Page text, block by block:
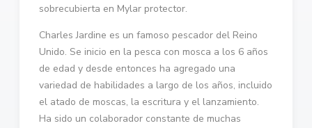
sobrecubierta en Mylar protector.
Charles Jardine es un famoso pescador del Reino
Unido. Se inicio en la pesca con mosca a los 6 años
de edad y desde entonces ha agregado una
variedad de habilidades a largo de los años, incluido
el atado de moscas, la escritura y el lanzamiento.
Ha sido un colaborador constante de muchas